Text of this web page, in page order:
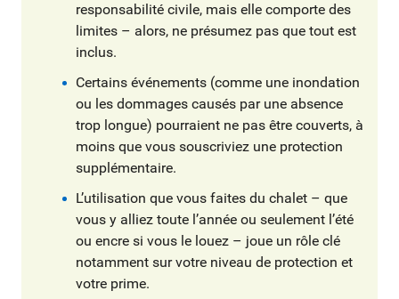
responsabilité civile, mais elle comporte des
limites – alors, ne présumez pas que tout est
inclus.
Certains événements (comme une inondation
ou les dommages causés par une absence
trop longue) pourraient ne pas être couverts, à
moins que vous souscriviez une protection
supplémentaire.
L’utilisation que vous faites du chalet – que
vous y alliez toute l’année ou seulement l’été
ou encre si vous le louez – joue un rôle clé
notamment sur votre niveau de protection et
votre prime.